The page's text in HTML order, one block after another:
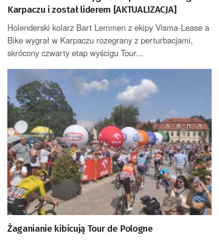
Karpaczu i został liderem [AKTUALIZACJA]
Holenderski kolarz Bart Lemmen z ekipy Visma-Lease a
Bike wygrał w Karpaczu rozegrany z perturbacjami,
skrócony czwarty etap wyścigu Tour...
Żaganianie kibicują Tour de Pologne